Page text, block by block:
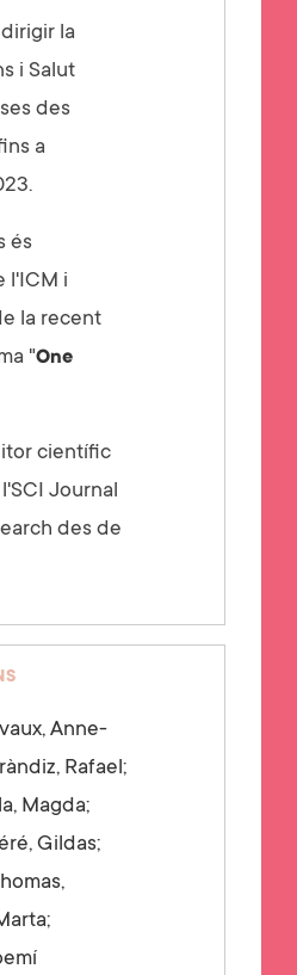
la
i Salut
des
a
és
l'ICM i
la recent
"One
científic
Journal
des de
Anne-
Rafael;
Magda;
Gildas;